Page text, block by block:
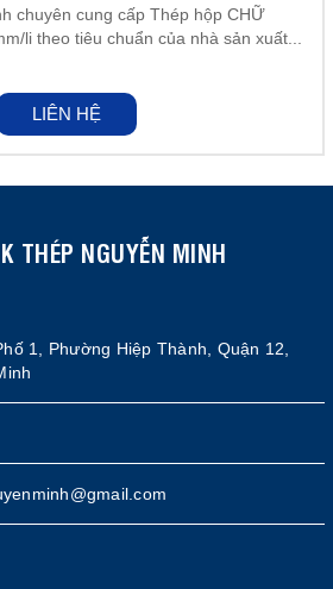
chuyên cung cấp Thép hộp CHỮ
li theo tiêu chuẩn của nhà sản xuất...
LIÊN HỆ
THÉP NGUYỄN MINH
1, Phường Hiệp Thành, Quận 12,